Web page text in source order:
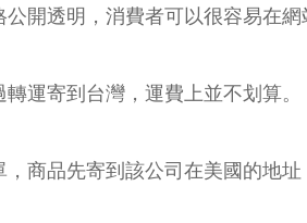
開透明，消費者可以很容易在
運寄到台灣，運費上並不划算。
商品先寄到該公司在美國的地